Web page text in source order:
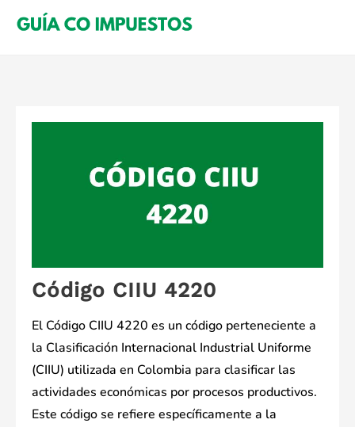
Código CIIU 4220
El Código CIIU 4220 es un código perteneciente a
la Clasificación Internacional Industrial Uniforme
(CIIU) utilizada en Colombia para clasificar las
actividades económicas por procesos productivos.
Este código se refiere específicamente a la